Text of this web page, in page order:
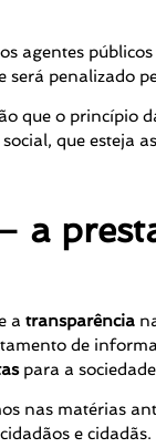
agentes
será penalizado
que o princípio
que esteja
a
a transparência
de
para a
nas matérias
e cidadãs.